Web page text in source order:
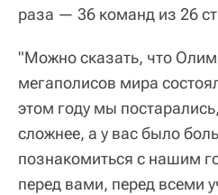
раза — 36 команд из 26
"Можно сказать, что
мегаполисов мира
этом году мы
сложнее, а у вас было
познакомиться с нашим
перед вами, перед всеми